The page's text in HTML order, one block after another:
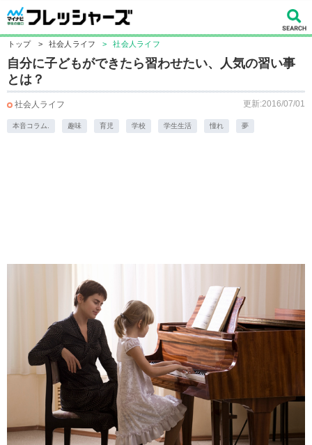
トップ > 社会人ライフ > 社会人ライフ
自分に子どもができたら習わせたい、人気の習い事
とは？
社会人ライフ 更新:2016/07/01
本音コラム. 趣味 育児 学校 学生生活 憧れ 夢